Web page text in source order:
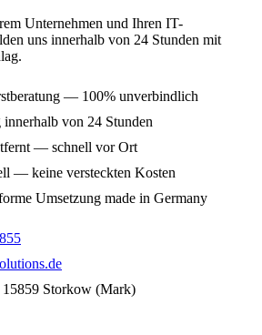
Unternehmen und Ihren IT-
uns innerhalb von 24 Stunden mit
— 100% unverbindlich
von 24 Stunden
— schnell vor Ort
— keine versteckten Kosten
Umsetzung made in Germany
Storkow (Mark)